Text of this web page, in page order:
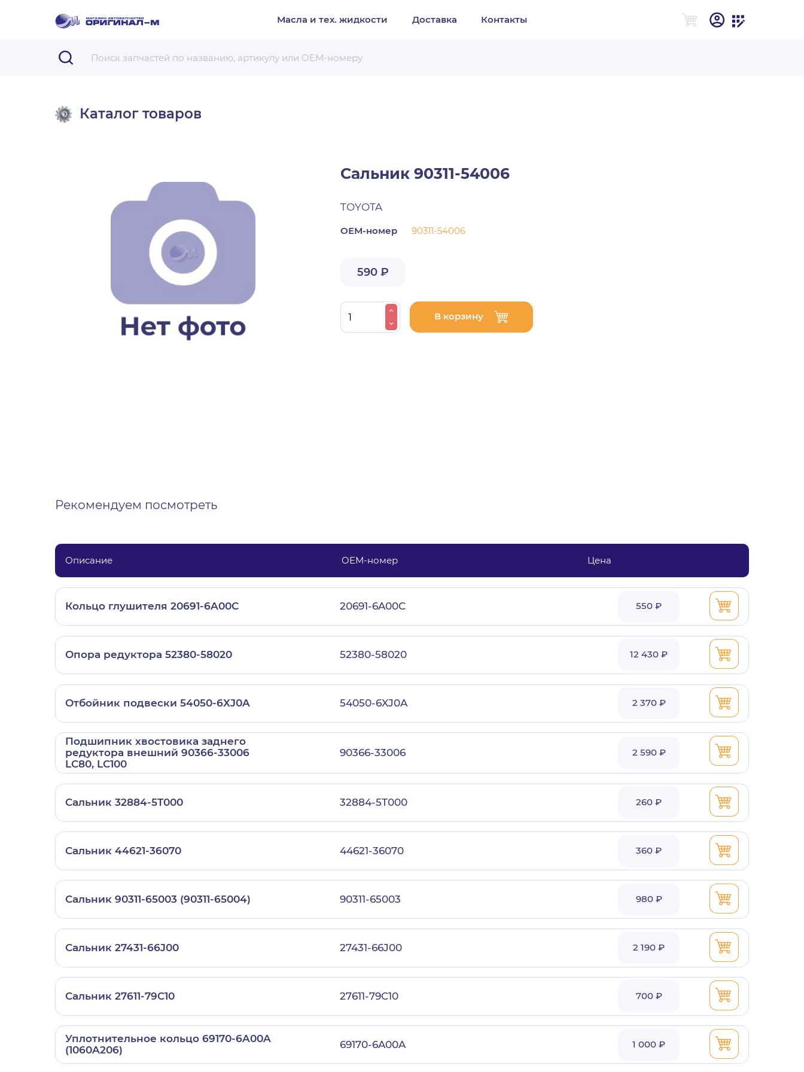
Масла и тех. жидкости Доставка Контакты
Каталог товаров
Сальник 90311-54006
TOYOTA
ОЕМ-номер 90311-54006
590 ₽
В корзину
Рекомендуем посмотреть
Описание OEM-номер Цена
Кольцо глушителя 20691-6A00C 20691-6A00C 550 ₽
Опора редуктора 52380-58020 52380-58020 12 430 ₽
Отбойник подвески 54050-6XJ0A 54050-6XJ0A 2 370 ₽
Подшипник хвостовика заднего
редуктора внешний 90366-33006
LC80, LC100
90366-33006 2 590 ₽
Сальник 32884-5T000 32884-5T000 260 ₽
Сальник 44621-36070 44621-36070 360 ₽
Сальник 90311-65003 (90311-65004) 90311-65003 980 ₽
Сальник 27431-66J00 27431-66J00 2 190 ₽
Сальник 27611-79C10 27611-79C10 700 ₽
Уплотнительное кольцо 69170-6A00A
(1060A206)
69170-6A00A 1 000 ₽